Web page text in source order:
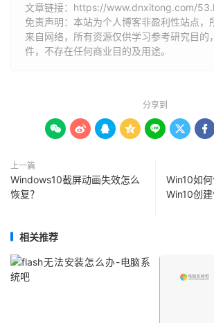
文章链接： https://www.dnxitong.com/
免责声明：本站为个人博客非盈利性站点，
来自网络，所有资源仅供学习参考研究目的
件，不存在任何商业目的及用途。
分享到
      
上一篇
Windows10截屏动画失效怎么
恢复？
Win10如
Win10创
相关推荐